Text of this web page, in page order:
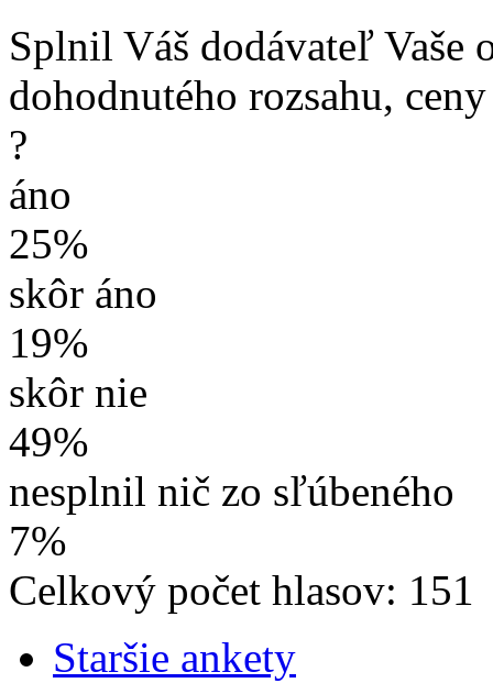
Splnil Váš dodávateľ Vaše
dohodnutého rozsahu,
?
áno
25%
skôr áno
19%
skôr nie
49%
nesplnil nič zo sľúbeného
7%
Celkový počet hlasov: 151
Staršie ankety